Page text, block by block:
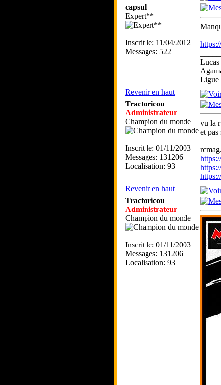
capsul
Expert**
Inscrit le: 11/04/2012
Messages: 522
Lucas
Ligue
Revenir en haut
Tractoricou
Administrateur
Champion du monde
Inscrit le: 01/11/2003
Messages: 131206
Localisation: 93
vu la
et pas
Revenir en haut
Tractoricou
Administrateur
Champion du monde
Inscrit le: 01/11/2003
Messages: 131206
Localisation: 93